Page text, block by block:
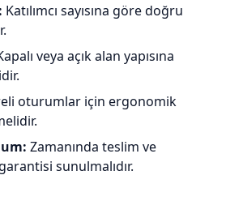
Katılımcı sayısına göre doğru
veya açık alan yapısına
oturumlar için ergonomik
Zamanında teslim ve
sunulmalıdır.